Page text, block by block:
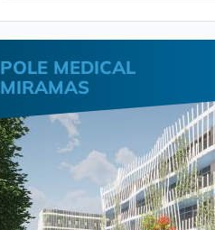
POLE MEDICAL
MIRAMAS